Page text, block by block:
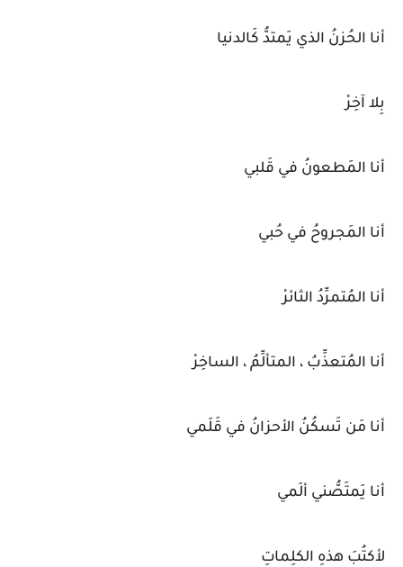
أنا الحُزنُ الذي يَمتدُّ كَالدنيا
بِلا آخِرْ
أنا المَطعونُ في قَلبي
أنا المَجروحُ في حُبي
أنا المُتمرِّدُ الثائرْ
أنا المُتعذِّبُ ، المتألِّمُ ، الساخِرْ
أنا مَن تَسكُنُ الأحزانُ في قَلَمي
أنا يَمتَصُّني ألَمي
لأكتُبَ هذهِ الكلِماتِ